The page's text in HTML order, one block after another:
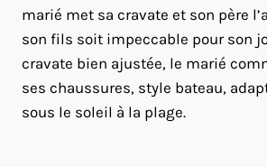
marié met sa cravate et son père
son fils soit impeccable pour son
cravate bien ajustée, le marié
ses chaussures, style bateau,
sous le soleil à la plage.